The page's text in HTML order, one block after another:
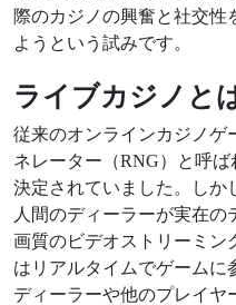
際のカジノの興奮と社交性
ようという試みです。
ライブカジノと
従来のオンラインカジノゲ
ネレーター（RNG）と呼
決定されていました。しか
人間のディーラーが実在
画質のビデオストリーミン
はリアルタイムでゲームに
ディーラーや他のプレイヤ